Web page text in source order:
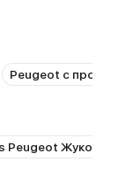
Peugeot с пробегом
Peugeot Жукова